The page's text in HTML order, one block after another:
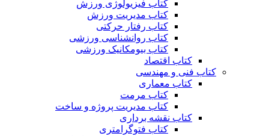
کتاب فیزیولوژی ورزش
کتاب مدیریت ورزش
کتاب رفتار حرکتی
کتاب روانشناسی ورزشی
کتاب بیومکانیک ورزشی
کتاب اقتصاد
کتاب فنی و مهندسی
کتاب معماری
کتاب مرمت
کتاب مدیریت پروژه و ساخت
کتاب نقشه برداری
کتاب فتوگرامتری